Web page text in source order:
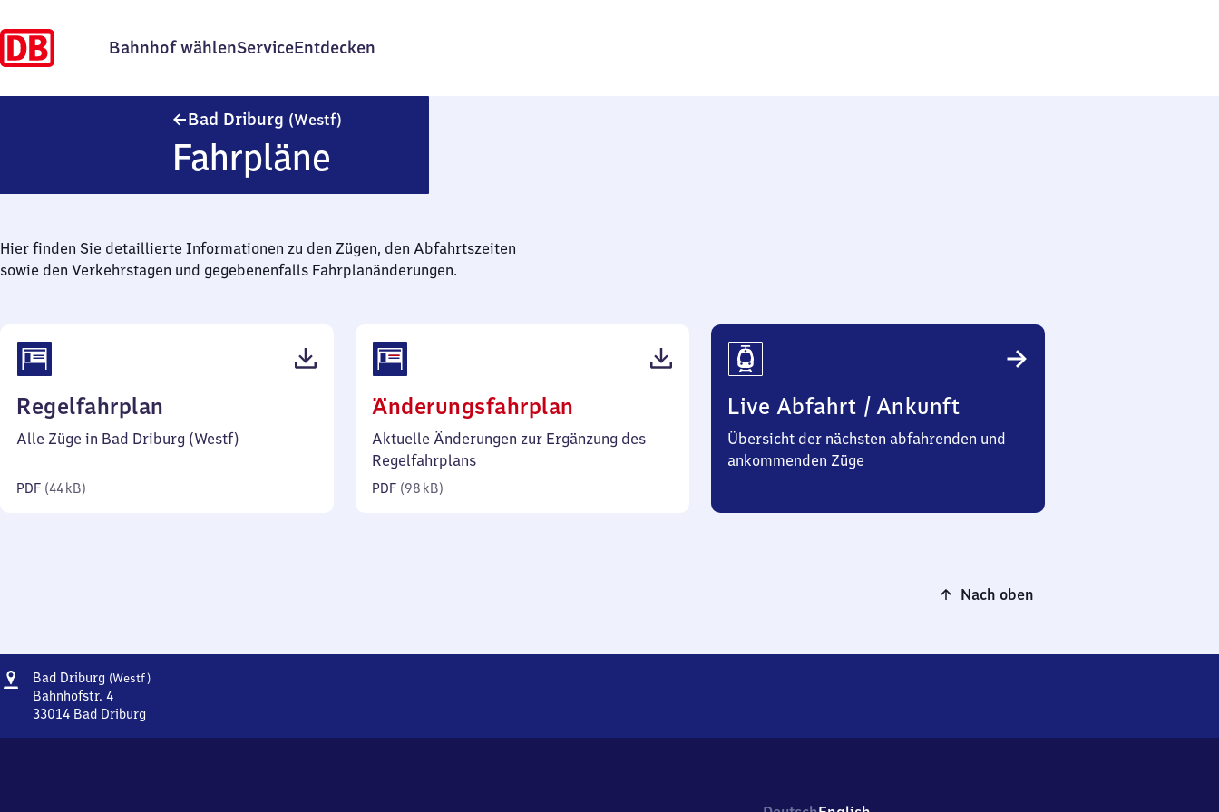
Bahnhof wählenServiceEntdecken
Bad Driburg (Westf)
Fahrpläne
Hier finden Sie detaillierte Informationen zu den Zügen, den Abfahrtszeiten
sowie den Verkehrstagen und gegebenenfalls Fahrplanänderungen.
Regelfahrplan
44
Alle Züge in Bad Driburg (Westf)
PDF (44 kB)
Änderungsfahrplan
98
Aktuelle Änderungen zur Ergänzung des
Regelfahrplans
PDF (98 kB)
Live Abfahrt / Ankunft
Übersicht der nächsten abfahrenden und
ankommenden Züge
Nach oben
Adresse
Bad Driburg (Westf)Ba​
Bahnhofstr. 4
33014 Bad Driburg